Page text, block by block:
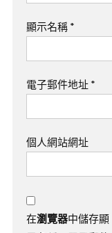
顯示名稱 *
電子郵件地址 *
個人網站網址
在瀏覽器中儲存顯